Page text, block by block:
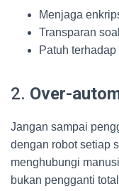
Menjaga
Transparan
Patuh
2. Over-
Jangan sampai
dengan robot setiap
menghubungi
bukan pengganti